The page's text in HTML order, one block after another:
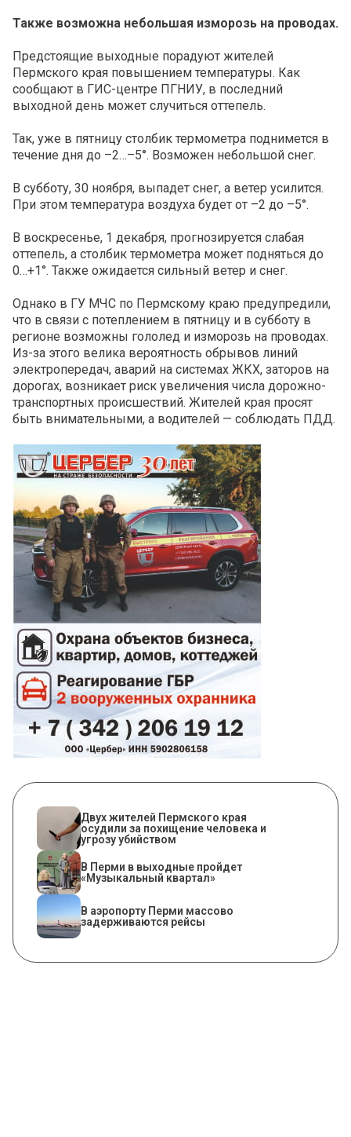
Также возможна небольшая изморозь на проводах.
Предстоящие выходные порадуют жителей
Пермского края повышением температуры. Как
сообщают в ГИС-центре ПГНИУ, в последний
выходной день может случиться оттепель.
Так, уже в пятницу столбик термометра поднимется в
течение дня до –2…–5°. Возможен небольшой снег.
В субботу, 30 ноября, выпадет снег, а ветер усилится.
При этом температура воздуха будет от –2 до –5°.
В воскресенье, 1 декабря, прогнозируется слабая
оттепель, а столбик термометра может подняться до
0…+1°. Также ожидается сильный ветер и снег.
Однако в ГУ МЧС по Пермскому краю предупредили,
что в связи с потеплением в пятницу и в субботу в
регионе возможны гололед и изморозь на проводах.
Из-за этого велика вероятность обрывов линий
электропередач, аварий на системах ЖКХ, заторов на
дорогах, возникает риск увеличения числа дорожно-
транспортных происшествий. Жителей края просят
быть внимательными, а водителей — соблюдать ПДД.
Двух жителей Пермского края
осудили за похищение человека и
угрозу убийством
В Перми в выходные пройдет
«Музыкальный квартал»
В аэропорту Перми массово
задерживаются рейсы